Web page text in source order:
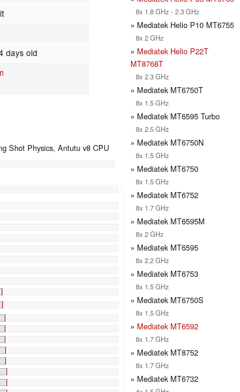
days old
Shot Physics, Antutu v8 CPU
8x 1.8 GHz - 2.3 GHz
» Mediatek Helio P10 MT6755
8x 2 GHz
» Mediatek Helio P22T
MT8768T
8x 2.3 GHz
» Mediatek MT6750T
8x 1.5 GHz
» Mediatek MT6595 Turbo
8x 2.5 GHz
» Mediatek MT6750N
8x 1.5 GHz
» Mediatek MT6750
8x 1.5 GHz
» Mediatek MT6752
8x 1.7 GHz
» Mediatek MT6595M
8x 2 GHz
» Mediatek MT6595
8x 2.2 GHz
» Mediatek MT6753
8x 1.5 GHz
» Mediatek MT6750S
8x 1.5 GHz
» Mediatek MT6592
8x 1.7 GHz
» Mediatek MT8752
8x 1.7 GHz
» Mediatek MT6732